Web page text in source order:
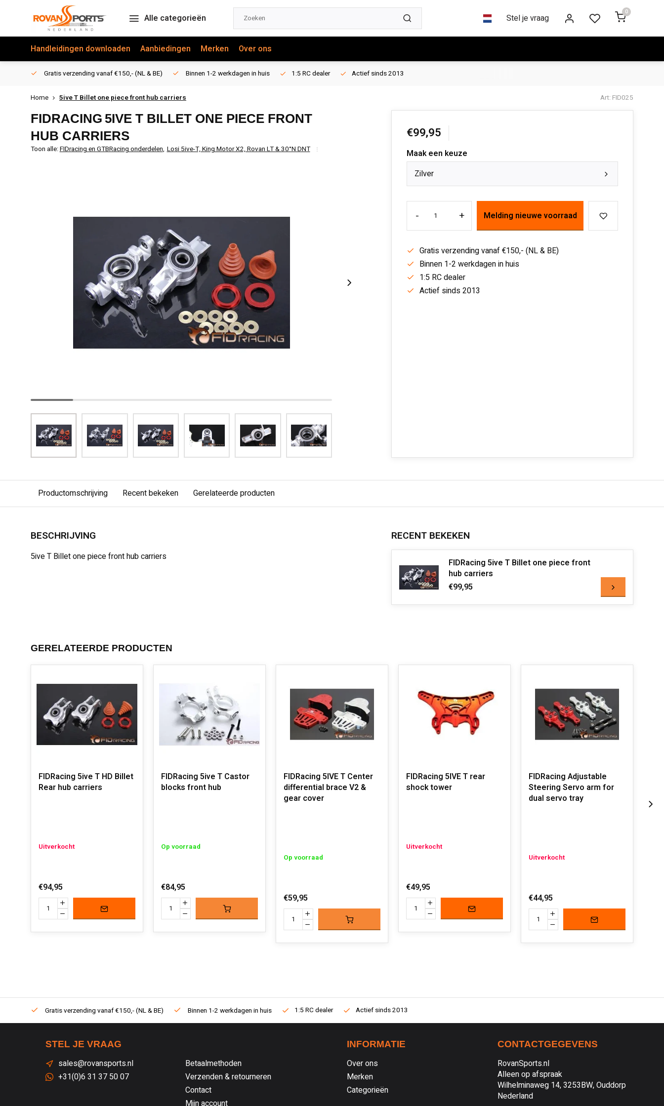
Alle categorieën Stel je vraag
0
Handleidingen downloaden Aanbiedingen Merken Over ons
Gratis verzending vanaf €150,- (NL & BE) Binnen 1-2 werkdagen in huis 1:5 RC dealer Actief sinds 2013
Home 5ive T Billet one piece front hub carriers Art: FID025
FIDRACING 5IVE T BILLET ONE PIECE FRONT
HUB CARRIERS
Toon alle:FIDracing en GTBRacing onderdelen, Losi 5ive-T, King Motor X2, Rovan LT & 30°N DNT
€99,95
Maak een keuze
Zilver
- + Melding nieuwe voorraad
Gratis verzending vanaf €150,- (NL & BE)
Binnen 1-2 werkdagen in huis
1:5 RC dealer
Actief sinds 2013
Productomschrijving Recent bekeken Gerelateerde producten
BESCHRIJVING
5ive T Billet one piece front hub carriers
RECENT BEKEKEN
FIDRacing 5ive T Billet one piece front
hub carriers
€99,95
GERELATEERDE PRODUCTEN
FIDRacing 5ive T HD Billet
Rear hub carriers
Uitverkocht
€94,95
FIDRacing 5ive T Castor
blocks front hub
Op voorraad
€84,95
FIDRacing 5IVE T Center
differential brace V2 &
gear cover
Op voorraad
€59,95
FIDRacing 5IVE T rear
shock tower
Uitverkocht
€49,95
FIDRacing Adjustable
Steering Servo arm for
dual servo tray
Uitverkocht
€44,95
Gratis verzending vanaf €150,- (NL & BE) Binnen 1-2 werkdagen in huis 1:5 RC dealer Actief sinds 2013
STEL JE VRAAG
sales@rovansports.nl
+31(0)6 31 37 50 07
Betaalmethoden
Verzenden & retourneren
Contact
Mijn account
INFORMATIE
Over ons
Merken
Categorieën
CONTACTGEGEVENS
RovanSports.nl
Alleen op afspraak
Wilhelminaweg 14, 3253BW, Ouddorp
Nederland